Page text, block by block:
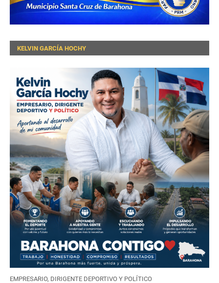
KELVIN GARCÍA HOCHY
EMPRESARIO, DIRIGENTE DEPORTIVO Y POLÍTICO